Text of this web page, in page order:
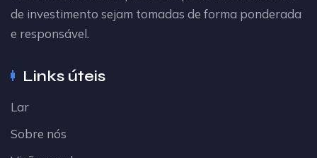
de investimento sejam tomadas de forma ponderada
e responsável.
Links úteis
Lar
Sobre nós